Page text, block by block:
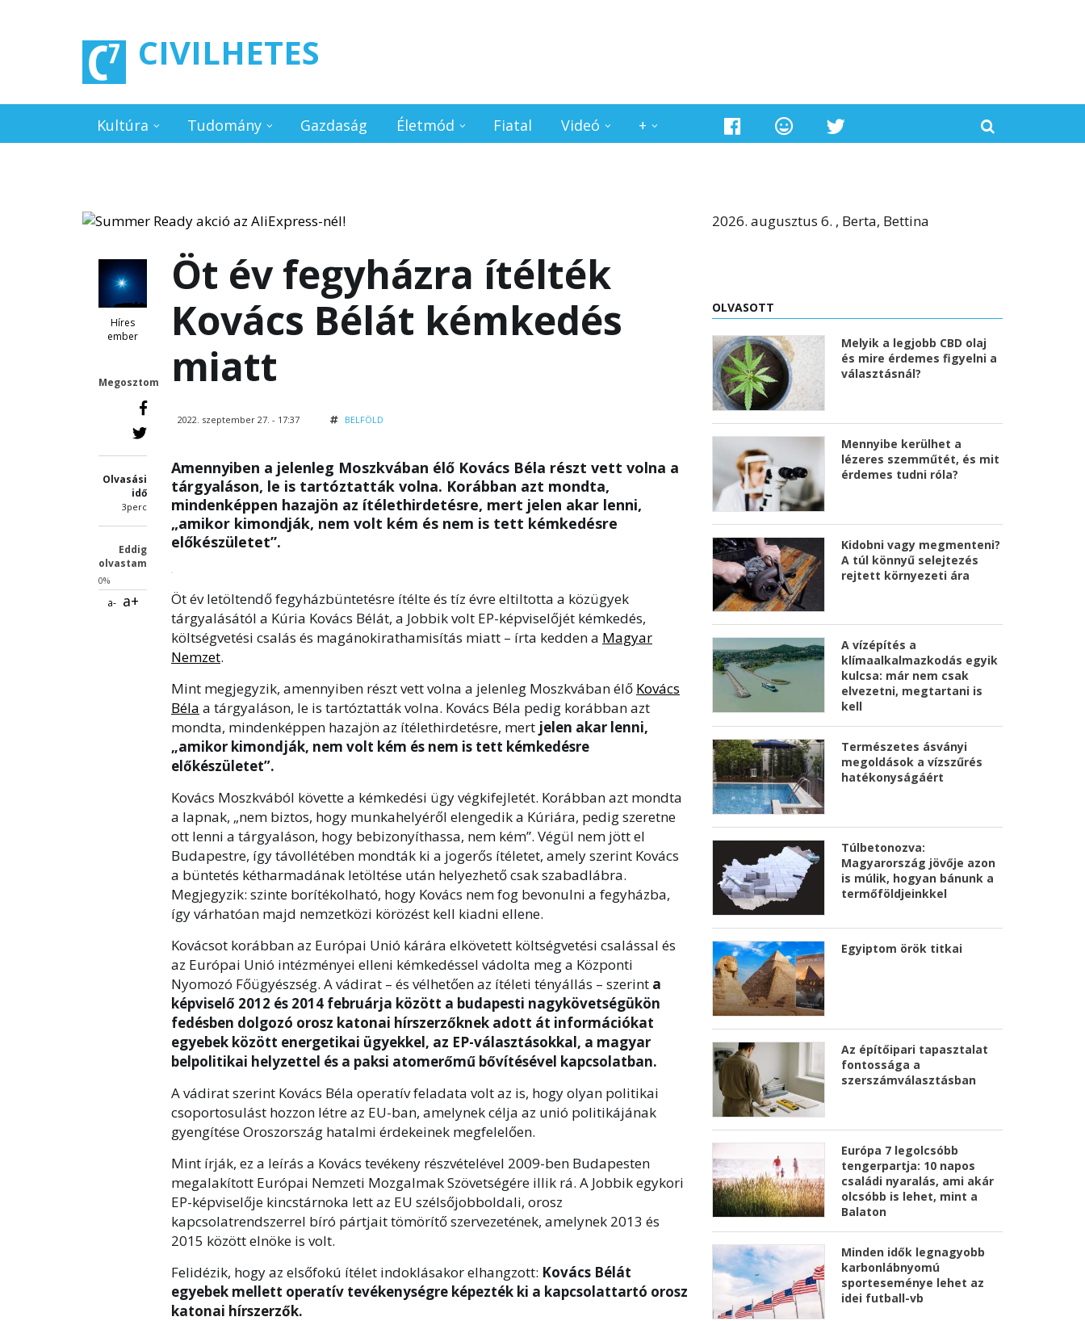
CIVILHETES
Kultúra Tudomány Gazdaság Életmód Fiatal Videó +
Híres
ember
Megosztom
Olvasási
idő
3perc
Eddig
olvastam
0%
a- a+
Öt év fegyházra ítélték
Kovács Bélát kémkedés
miatt
2022. szeptember 27. - 17:37 BELFÖLD
Amennyiben a jelenleg Moszkvában élő Kovács Béla részt vett volna a
tárgyaláson, le is tartóztatták volna. Korábban azt mondta,
mindenképpen hazajön az ítélethirdetésre, mert jelen akar lenni,
„amikor kimondják, nem volt kém és nem is tett kémkedésre
előkészületet”.
Öt év letöltendő fegyházbüntetésre ítélte és tíz évre eltiltotta a közügyek
tárgyalásától a Kúria Kovács Bélát, a Jobbik volt EP-képviselőjét kémkedés,
költségvetési csalás és magánokirathamisítás miatt – írta kedden a Magyar
Nemzet.
Mint megjegyzik, amennyiben részt vett volna a jelenleg Moszkvában élő Kovács
Béla a tárgyaláson, le is tartóztatták volna. Kovács Béla pedig korábban azt
mondta, mindenképpen hazajön az ítélethirdetésre, mert jelen akar lenni,
„amikor kimondják, nem volt kém és nem is tett kémkedésre
előkészületet”.
Kovács Moszkvából követte a kémkedési ügy végkifejletét. Korábban azt mondta
a lapnak, „nem biztos, hogy munkahelyéről elengedik a Kúriára, pedig szeretne
ott lenni a tárgyaláson, hogy bebizonyíthassa, nem kém”. Végül nem jött el
Budapestre, így távollétében mondták ki a jogerős ítéletet, amely szerint Kovács
a büntetés kétharmadának letöltése után helyezhető csak szabadlábra.
Megjegyzik: szinte borítékolható, hogy Kovács nem fog bevonulni a fegyházba,
így várhatóan majd nemzetközi körözést kell kiadni ellene.
Kovácsot korábban az Európai Unió kárára elkövetett költségvetési csalással és
az Európai Unió intézményei elleni kémkedéssel vádolta meg a Központi
Nyomozó Főügyészség. A vádirat – és vélhetően az ítéleti tényállás – szerint a
képviselő 2012 és 2014 februárja között a budapesti nagykövetségükön
fedésben dolgozó orosz katonai hírszerzőknek adott át információkat
egyebek között energetikai ügyekkel, az EP-választásokkal, a magyar
belpolitikai helyzettel és a paksi atomerőmű bővítésével kapcsolatban.
A vádirat szerint Kovács Béla operatív feladata volt az is, hogy olyan politikai
csoportosulást hozzon létre az EU-ban, amelynek célja az unió politikájának
gyengítése Oroszország hatalmi érdekeinek megfelelően.
Mint írják, ez a leírás a Kovács tevékeny részvételével 2009-ben Budapesten
megalakított Európai Nemzeti Mozgalmak Szövetségére illik rá. A Jobbik egykori
EP-képviselője kincstárnoka lett az EU szélsőjobboldali, orosz
kapcsolatrendszerrel bíró pártjait tömörítő szervezetének, amelynek 2013 és
2015 között elnöke is volt.
Felidézik, hogy az elsőfokú ítélet indoklásakor elhangzott: Kovács Bélát
egyebek mellett operatív tevékenységre képezték ki a kapcsolattartó orosz
katonai hírszerzők.
2026. augusztus 6. , Berta, Bettina
OLVASOTT
Melyik a legjobb CBD olaj
és mire érdemes figyelni a
választásnál?
Mennyibe kerülhet a
lézeres szemműtét, és mit
érdemes tudni róla?
Kidobni vagy megmenteni?
A túl könnyű selejtezés
rejtett környezeti ára
A vízépítés a
klímaalkalmazkodás egyik
kulcsa: már nem csak
elvezetni, megtartani is
kell
Természetes ásványi
megoldások a vízszűrés
hatékonyságáért
Túlbetonozva:
Magyarország jövője azon
is múlik, hogyan bánunk a
termőföldjeinkkel
Egyiptom örök titkai
Az építőipari tapasztalat
fontossága a
szerszámválasztásban
Európa 7 legolcsóbb
tengerpartja: 10 napos
családi nyaralás, ami akár
olcsóbb is lehet, mint a
Balaton
Minden idők legnagyobb
karbonlábnyomú
sporteseménye lehet az
idei futball-vb